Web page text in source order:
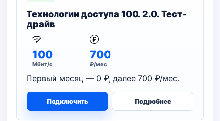
Технологии доступа 100. 2.0. Тест-
драйв
100
Мбит/с
700
₽/мес
Первый месяц — 0 ₽, далее 700 ₽/мес.
Подключить Подробнее